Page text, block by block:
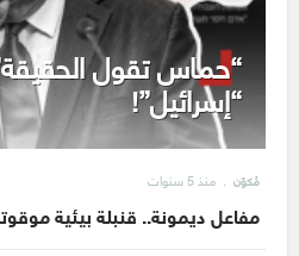
“حماس تقول
“إسرائيل”!
مُكوّن منذ 5 سنوات
مفاعل ديمونة.. قنبلة بيئية